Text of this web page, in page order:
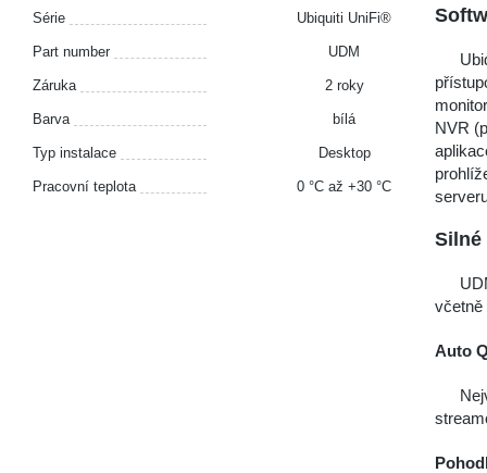
Série Ubiquiti UniFi®
Part number UDM
Záruka 2 roky
Barva bílá
Typ instalace Desktop
Pracovní teplota 0 °С až +30 °С
NVR
Silné
včetně
Auto